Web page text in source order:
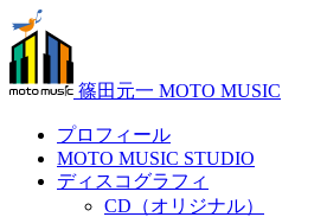
篠田元一 MOTO MUSIC
プロフィール
MOTO MUSIC STUDIO
ディスコグラフィ
CD（オリジナル）